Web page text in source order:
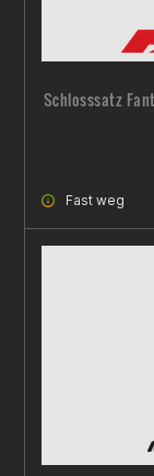
Schlosssatz
Fast weg